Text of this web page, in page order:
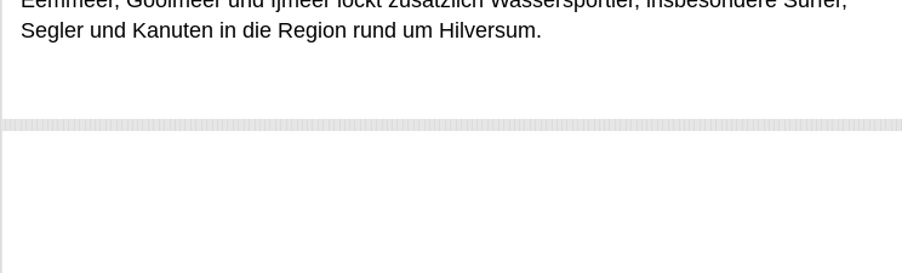
Segler und Kanuten in die Region rund um Hilversum.